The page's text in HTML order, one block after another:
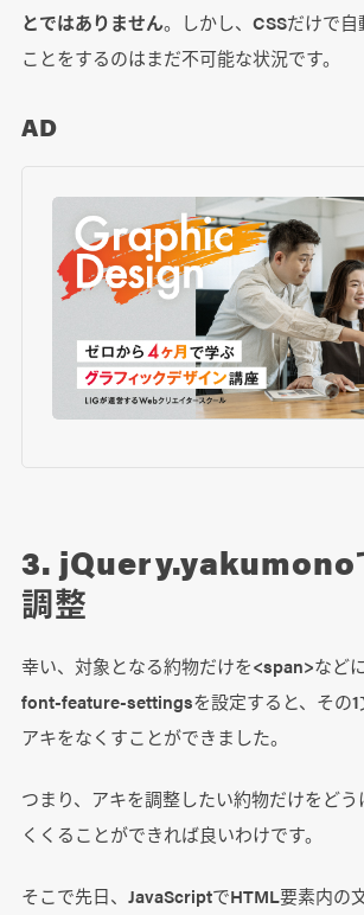
とではありません。しかし、CSSだけで
ことをするのはまだ不可能な状況です。
AD
3. jQuery.yakumono
調整
幸い、対象となる約物だけを<span>など
font-feature-settingsを設定すると、その1
アキをなくすことができました。
つまり、アキを調整したい約物だけをど
くくることができれば良いわけです。
そこで先日、JavaScriptでHTML要素内の